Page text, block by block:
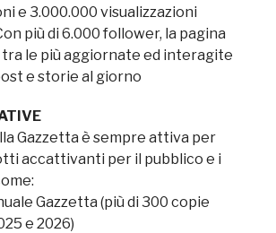
e 3.000.000 visualizzazioni
più di 6.000 follower, la pagina
tra le più aggiornate ed interagite
e storie al giorno
Gazzetta è sempre attiva per
accattivanti per il pubblico e i
Gazzetta (più di 300 copie
e 2026)